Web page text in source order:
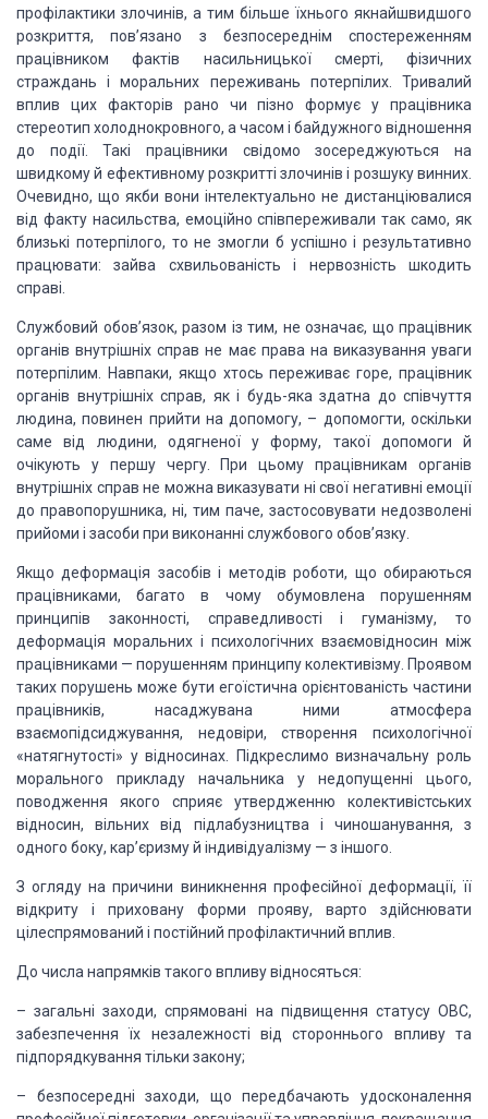
профілактики злочинів, а тим більше їхнього якнайшвидшого
розкриття, пов’язано з безпосереднім спостереженням
працівником фактів насильницької смерті, фізичних
страждань і моральних переживань потерпілих. Тривалий
вплив цих факторів рано чи пізно формує у працівника
стереотип холоднокровного, а часом і байдужного відношення
до події. Такі працівники свідомо зосереджуються на
швидкому й ефективному розкритті злочинів і розшуку винних.
Очевидно, що якби вони інтелектуально не дистанціювалися
від факту насильства, емоційно співпереживали так само, як
близькі потерпілого, то не змогли б успішно і результативно
працювати: зайва схвильованість і нервозність шкодить
справі.
Службовий обов’язок, разом із тим, не означає, що працівник
органів внутрішніх справ не має права на виказування уваги
потерпілим. Навпаки, якщо хтось переживає горе, працівник
органів внутрішніх справ, як і будь-яка здатна до співчуття
людина, повинен прийти на допомогу, – допомогти, оскільки
саме від людини, одягненої у форму, такої допомоги й
очікують упершу чергу. При цьому працівникам органів
внутрішніх справ не можна виказувати ні свої негативні емоції
до правопорушника, ні, тим паче, застосовувати недозволені
прийоми і засоби при виконанні службового обов’язку.
Якщо деформація засобів і методів роботи, що обираються
працівниками, багато в чому обумовлена порушенням
принципів законності, справедливості і гуманізму, то
деформація моральних і психологічних взаємовідносин між
працівниками — порушенням принципуколективізму. Проявом
таких порушень може бути егоїстична орієнтованість частини
працівників, насаджувана ними атмосфера
взаємопідсиджування, недовіри, створення психологічної
«натягнутості» увідносинах. Підкреслимо визначальну роль
морального прикладу начальника у недопущенні цього,
поводження якого сприяє утвердженню колективістських
відносин, вільних від підлабузництва і чиношанування, з
одного боку, кар’єризму й індивідуалізму — з іншого.
З огляду на причини виникнення професійної деформації, її
відкриту і приховану форми прояву, варто здійснювати
цілеспрямований і постійний профілактичний вплив.
До числа напрямків такого впливу відносяться:
– загальні заходи, спрямовані на підвищення статусу ОВС,
забезпечення їх незалежності від стороннього впливу та
підпорядкування тільки закону;
– безпосередні заходи, що передбачають удосконалення